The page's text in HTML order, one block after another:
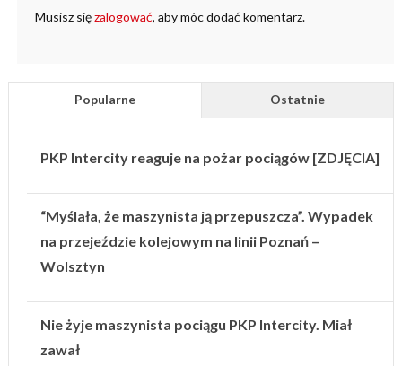
Musisz sięzalogować, aby móc dodać komentarz.
Popularne Ostatnie
PKP Intercity reaguje na pożar pociągów [ZDJĘCIA]
“Myślała, że maszynista ją przepuszcza”. Wypadek
na przejeździe kolejowym na linii Poznań –
Wolsztyn
Nie żyje maszynista pociągu PKP Intercity. Miał
zawał